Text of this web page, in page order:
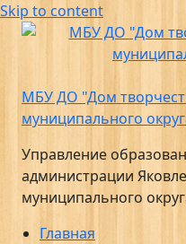
Skip to content
МБУ ДО "Дом
муниципального
Управление
администрации
муниципального
Главная